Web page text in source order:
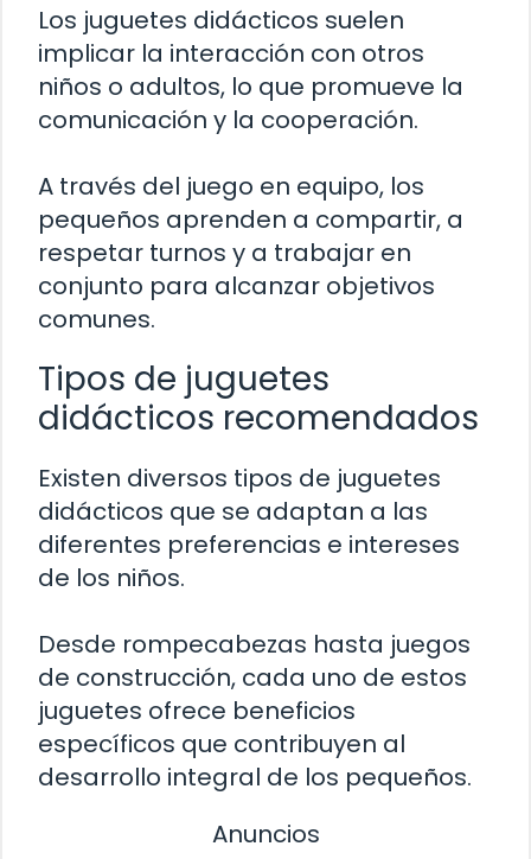
Los juguetes didácticos suelen
implicar la interacción con otros
niños o adultos, lo que promueve la
comunicación y la cooperación.
A través del juego en equipo, los
pequeños aprenden a compartir, a
respetar turnos y a trabajar en
conjunto para alcanzar objetivos
comunes.
Tipos de juguetes
didácticos recomendados
Existen diversos tipos de juguetes
didácticos que se adaptan a las
diferentes preferencias e intereses
de los niños.
Desde rompecabezas hasta juegos
de construcción, cada uno de estos
juguetes ofrece beneficios
específicos que contribuyen al
desarrollo integral de los pequeños.
Anuncios